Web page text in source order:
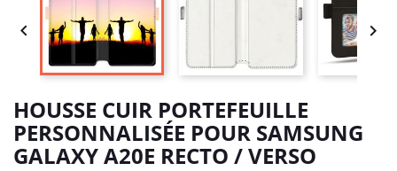
 
HOUSSE CUIR PORTEFEUILLE
PERSONNALISÉE POUR SAMSUNG
GALAXY A20E RECTO / VERSO